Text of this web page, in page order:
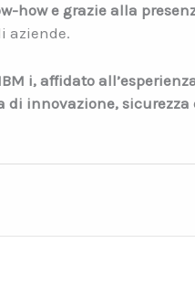
how e grazie alla
aziende.
IBM i, affidato
di innovazione,